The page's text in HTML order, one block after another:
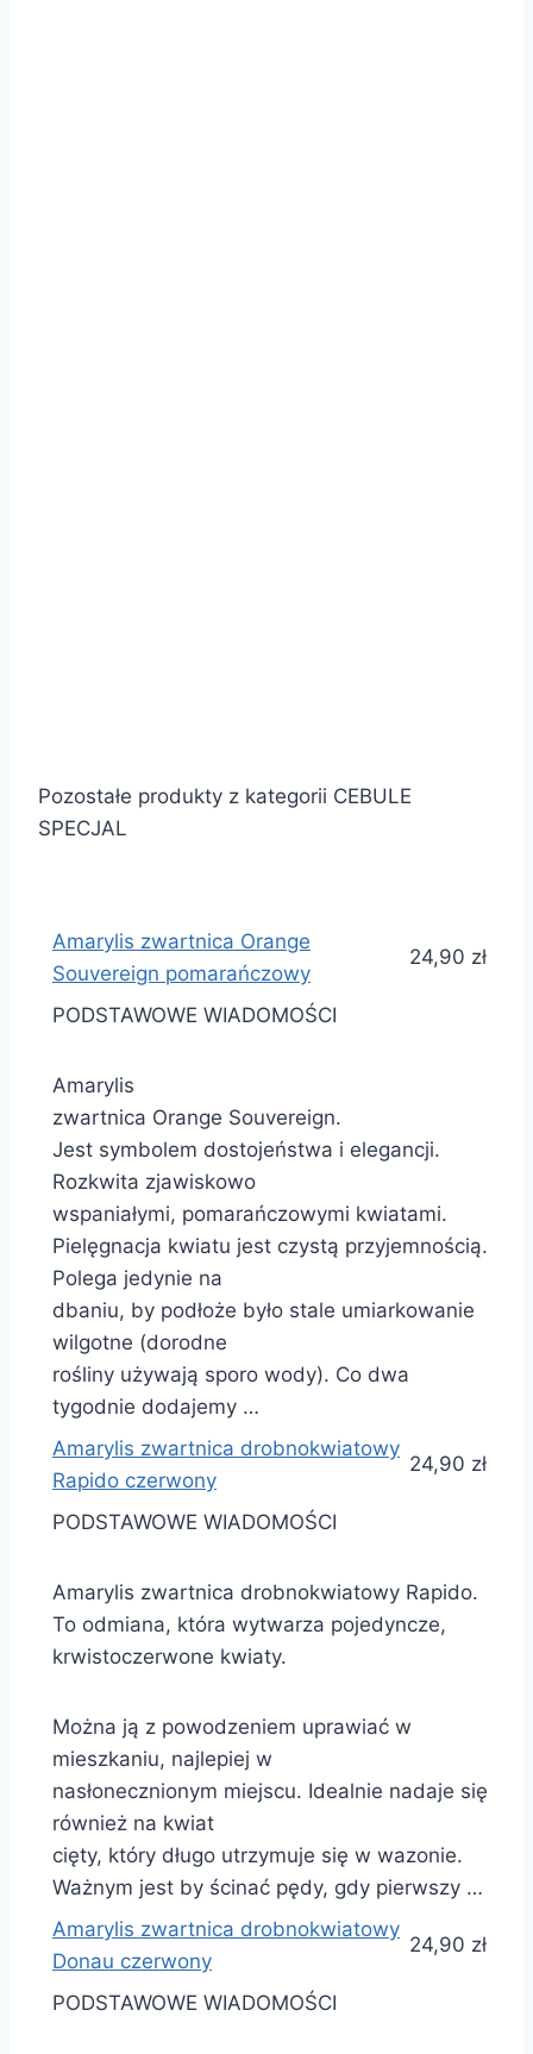
Pozostałe produkty z kategorii CEBULE
SPECJAL
Amarylis zwartnica Orange
Souvereign pomarańczowy
24,90 zł
PODSTAWOWE WIADOMOŚCI
Amarylis
zwartnica Orange Souvereign.
Jest symbolem dostojeństwa i elegancji.
Rozkwita zjawiskowo
wspaniałymi, pomarańczowymi kwiatami.
Pielęgnacja kwiatu jest czystą przyjemnością.
Polega jedynie na
dbaniu, by podłoże było stale umiarkowanie
wilgotne (dorodne
rośliny używają sporo wody). Co dwa
tygodnie dodajemy …
Amarylis zwartnica drobnokwiatowy
Rapido czerwony
24,90 zł
PODSTAWOWE WIADOMOŚCI
Amarylis zwartnica drobnokwiatowy Rapido.
To odmiana, która wytwarza pojedyncze,
krwistoczerwone kwiaty.
Można ją z powodzeniem uprawiać w
mieszkaniu, najlepiej w
nasłonecznionym miejscu. Idealnie nadaje się
również na kwiat
cięty, który długo utrzymuje się w wazonie.
Ważnym jest by ścinać pędy, gdy pierwszy …
Amarylis zwartnica drobnokwiatowy
Donau czerwony
24,90 zł
PODSTAWOWE WIADOMOŚCI